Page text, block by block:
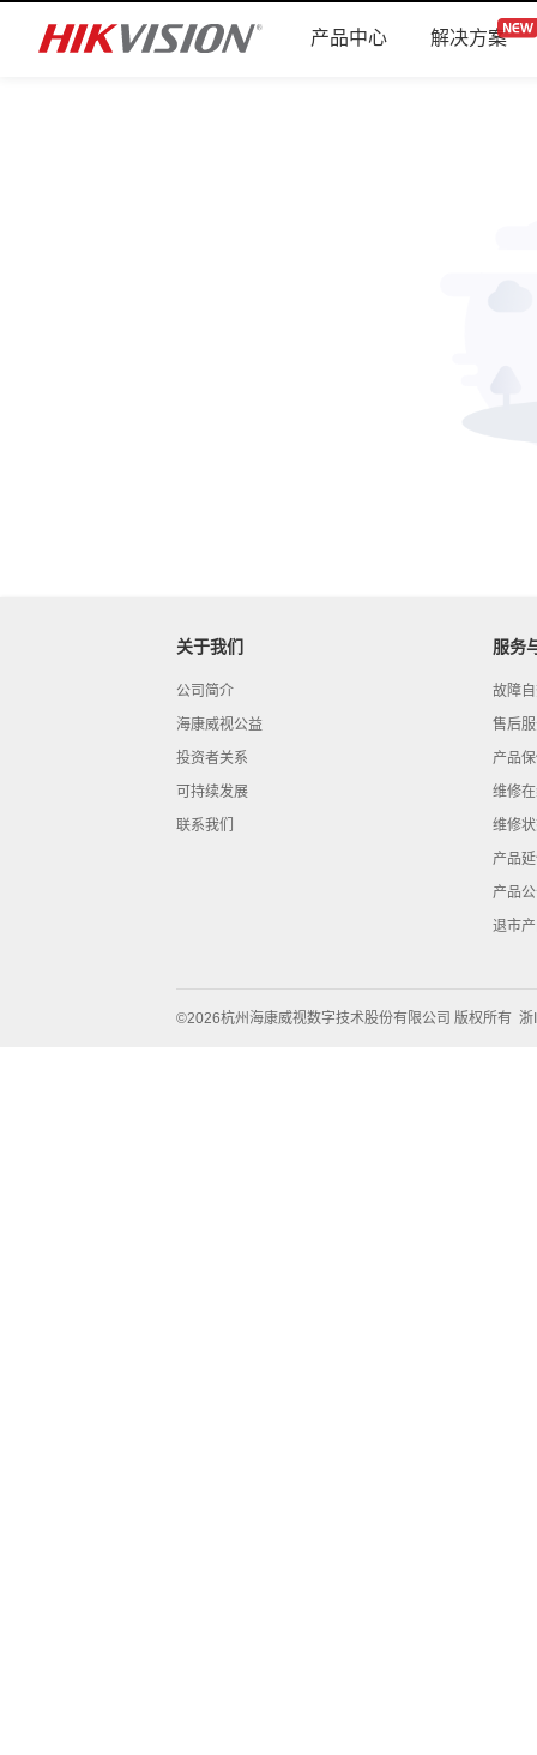
产品中心 解决方案
关于我们
公司简介
海康威视公益
投资者关系
可持续发展
联系我们
服务
故障
售后
产品
维修
维修
产品
产品
退市
©2026杭州海康威视数字技术股份有限公司 版权所有 浙